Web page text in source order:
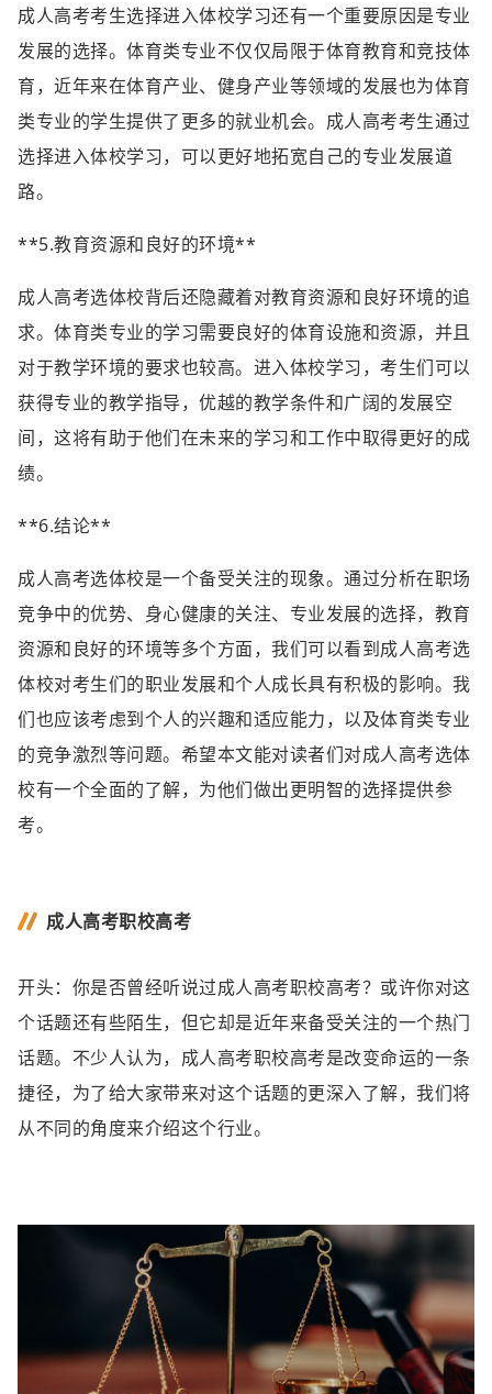
成人高考考生选择进入体校学习还有一个重要原因是专业
发展的选择。体育类专业不仅仅局限于体育教育和竞技体
育，近年来在体育产业、健身产业等领域的发展也为体育
类专业的学生提供了更多的就业机会。成人高考考生通过
选择进入体校学习，可以更好地拓宽自己的专业发展道
路。
**5.教育资源和良好的环境**
成人高考选体校背后还隐藏着对教育资源和良好环境的追
求。体育类专业的学习需要良好的体育设施和资源，并且
对于教学环境的要求也较高。进入体校学习，考生们可以
获得专业的教学指导，优越的教学条件和广阔的发展空
间，这将有助于他们在未来的学习和工作中取得更好的成
绩。
**6.结论**
成人高考选体校是一个备受关注的现象。通过分析在职场
竞争中的优势、身心健康的关注、专业发展的选择，教育
资源和良好的环境等多个方面，我们可以看到成人高考选
体校对考生们的职业发展和个人成长具有积极的影响。我
们也应该考虑到个人的兴趣和适应能力，以及体育类专业
的竞争激烈等问题。希望本文能对读者们对成人高考选体
校有一个全面的了解，为他们做出更明智的选择提供参
考。
成人高考职校高考
开头：你是否曾经听说过成人高考职校高考？或许你对这
个话题还有些陌生，但它却是近年来备受关注的一个热门
话题。不少人认为，成人高考职校高考是改变命运的一条
捷径，为了给大家带来对这个话题的更深入了解，我们将
从不同的角度来介绍这个行业。